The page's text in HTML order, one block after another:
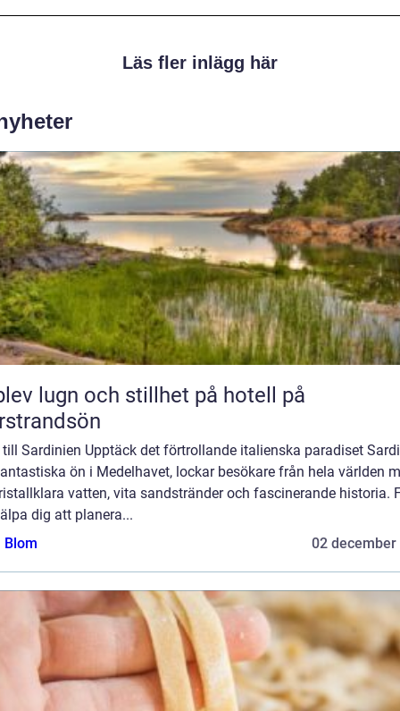
Läs fler inlägg här
lugn och stillhet på hotell på
till Sardinien Upptäck det förtrollande italienska paradiset
ön i Medelhavet, lockar besökare från hela världen
vatten, vita sandstränder och fascinerande historia.
dig att planera...
Blom
02 december